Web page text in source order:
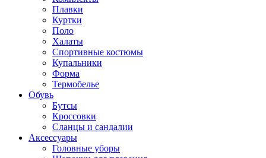
Плавки
Куртки
Поло
Халаты
Спортивные костюмы
Купальники
Форма
Термобелье
Обувь
Бутсы
Кроссовки
Сланцы и сандалии
Аксессуары
Головные уборы